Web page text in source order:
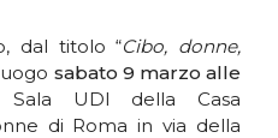
dal titolo “Cibo, donne,
sabato 9 marzo alle
UDI della Casa
di Roma in via della